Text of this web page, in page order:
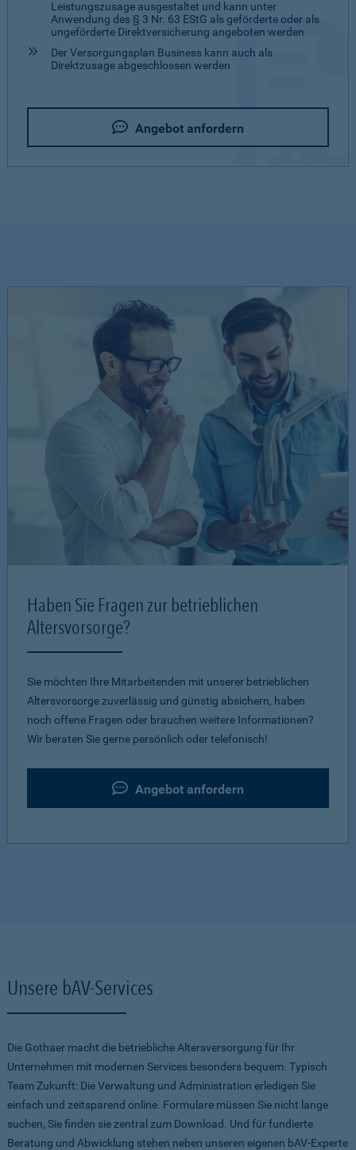
Leistungszusage ausgestaltet und kann unter
Anwendung des § 3 Nr. 63 EStG als geförderte oder als
ungeförderte Direktversicherung angeboten werden
Der Versorgungsplan Business kann auch als
Direktzusage abgeschlossen werden
Angebot anfordern
Haben Sie Fragen zur betrieblichen
Altersvorsorge?
Sie möchten Ihre Mitarbeitenden mit unserer betrieblichen
Altersvorsorge zuverlässig und günstig absichern, haben
noch offene Fragen oder brauchen weitere Informationen?
Wir beraten Sie gerne persönlich oder telefonisch!
Angebot anfordern
Unsere bAV-Services
Die Gothaer macht die betriebliche Altersversorgung für Ihr
Unternehmen mit modernen Services besonders bequem. Typisch
Team Zukunft: Die Verwaltung und Administration erledigen Sie
einfach und zeitsparend online. Formulare müssen Sie nicht lange
suchen, Sie finden sie zentral zum Download. Und für fundierte
Beratung und Abwicklung stehen neben unseren eigenen bAV-Experte